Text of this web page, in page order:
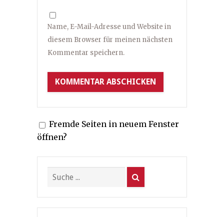
Name, E-Mail-Adresse und Website in
diesem Browser für meinen nächsten
Kommentar speichern.
Fremde Seiten in neuem Fenster
öffnen?